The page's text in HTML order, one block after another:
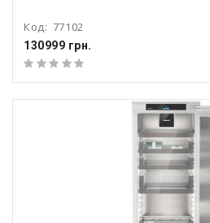
Код: 77102
130999 грн.